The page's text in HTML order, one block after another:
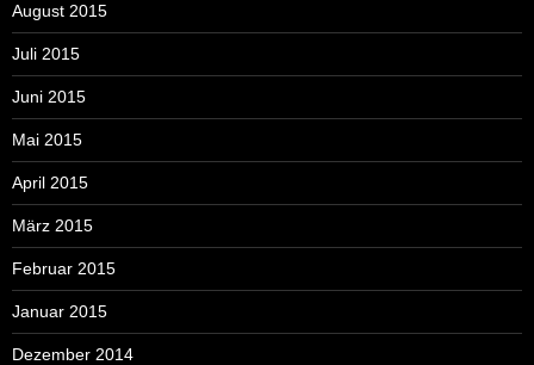
August 2015
Juli 2015
Juni 2015
Mai 2015
April 2015
März 2015
Februar 2015
Januar 2015
Dezember 2014